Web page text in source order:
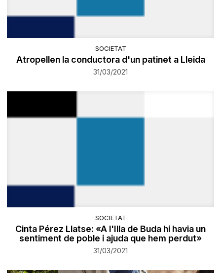
SOCIETAT
Atropellen la conductora d'un patinet a Lleida
31/03/2021
SOCIETAT
Cinta Pérez Llatse: «A l'Illa de Buda hi havia un
sentiment de poble i ajuda que hem perdut»
31/03/2021